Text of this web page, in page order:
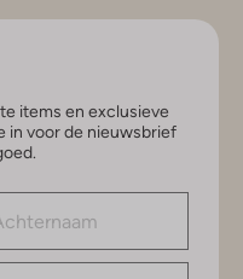
items en exclusieve
in voor de nieuwsbrief